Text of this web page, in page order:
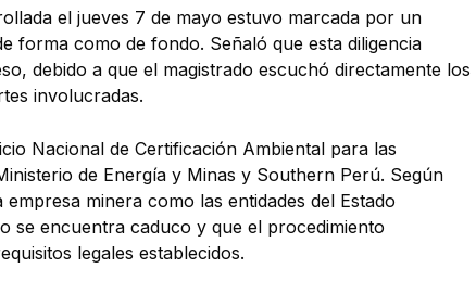
el jueves 7 de mayo estuvo marcada por un
forma como de fondo. Señaló que esta diligencia
debido a que el magistrado escuchó directamente los
involucradas.
Nacional de Certificación Ambiental para las
de Energía y Minas y Southern Perú. Según
minera como las entidades del Estado
se encuentra caduco y que el procedimiento
legales establecidos.